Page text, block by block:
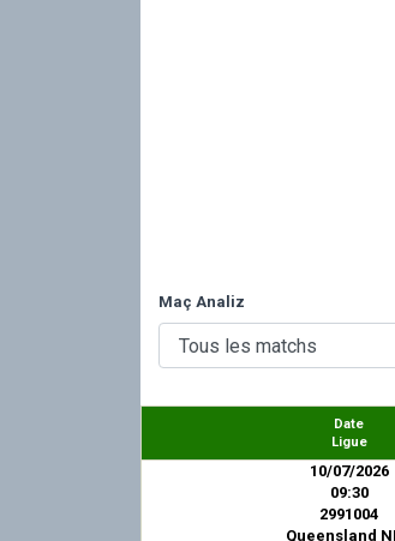
Maç Analiz
Date
Ligue
10/07/2026
09:30
2991004
Queensland